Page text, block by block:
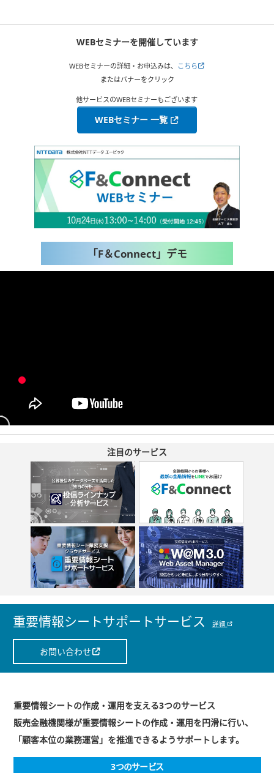
WEBセミナーを開催しています
WEBセミナーの詳細・お申込みは、
こちら
またはバナーをクリック
他サービスのWEBセミナーもございます
WEBセミナー 一覧
「F＆Connect」デモ
注目のサービス
重要情報シートサポートサービス 詳細
お問い合わせ
重要情報シートの作成・運用を支える3つのサービス
販売金融機関様が重要情報シートの作成・運用を円滑に行い、
「顧客本位の業務運営」を推進できるようサポートします。
3つのサービス